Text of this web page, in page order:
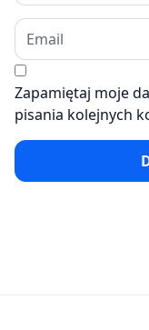
Zapamiętaj moje
pisania kolejnych